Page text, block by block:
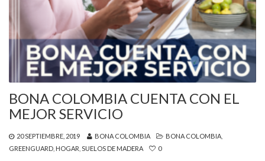
BONA COLOMBIA CUENTA CON EL
MEJOR SERVICIO
20 SEPTIEMBRE, 2019 BONA COLOMBIA BONA COLOMBIA
GREENGUARD HOGAR SUELOS DE MADERA 0